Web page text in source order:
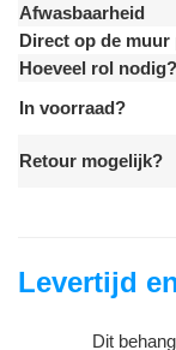
Afwasbaarheid
Direct op de muur
Hoeveel rol nodig?
In voorraad?
Retour mogelijk?
Levertijd
Dit